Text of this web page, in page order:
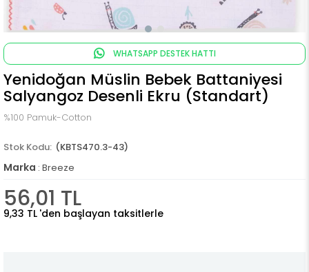
WHATSAPP DESTEK HATTI
Yenidoğan Müslin Bebek Battaniyesi
Salyangoz Desenli Ekru (Standart)
%100 Pamuk-Cotton
(KBTS470.3-43)
Marka : Breeze
56,01 TL
9,33 TL 'den başlayan taksitlerle